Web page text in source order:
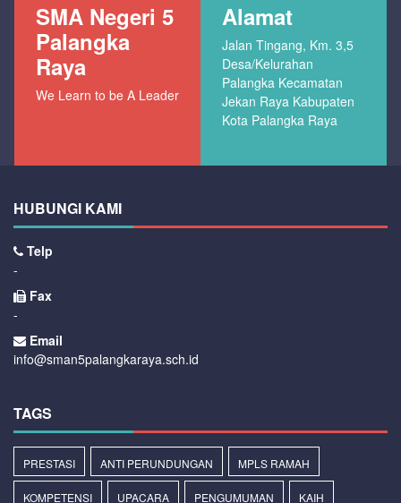
SMA Negeri 5
Palangka
Raya
We Learn to be A Leader
Alamat
Jalan Tingang, Km. 3,5
Desa/Kelurahan
Palangka Kecamatan
Jekan Raya Kabupaten
Kota Palangka Raya
HUBUNGI KAMI
Telp
-
Fax
-
Email
info@sman5palangkaraya.sch.id
TAGS
PRESTASI ANTI PERUNDUNGAN MPLS RAMAH
KOMPETENSI UPACARA PENGUMUMAN KAIH